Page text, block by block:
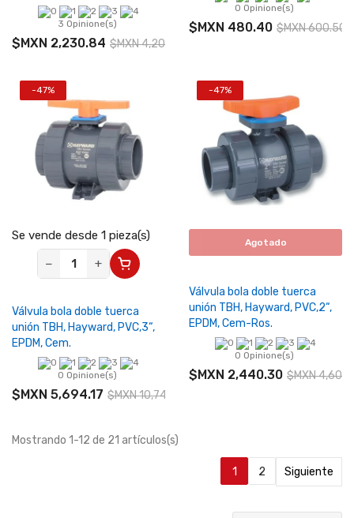
3 Opinione(s)
$MXN 2,230.84 $MXN 4,209.13
0 Opinione(s)
$MXN 480.40 $MXN 600.50
-47%
Se vende desde 1 pieza(s)
−
+
Válvula bola doble tuerca
unión TBH, Hayward, PVC,3“,
EPDM, Cem.
0 Opinione(s)
$MXN 5,694.17 $MXN 10,743.72
-47%
Agotado
Válvula bola doble tuerca
unión TBH, Hayward, PVC,2“,
EPDM, Cem-Ros.
0 Opinione(s)
$MXN 2,440.30 $MXN
Mostrando 1-12 de 21 artículos(s)
1 2 Siguiente